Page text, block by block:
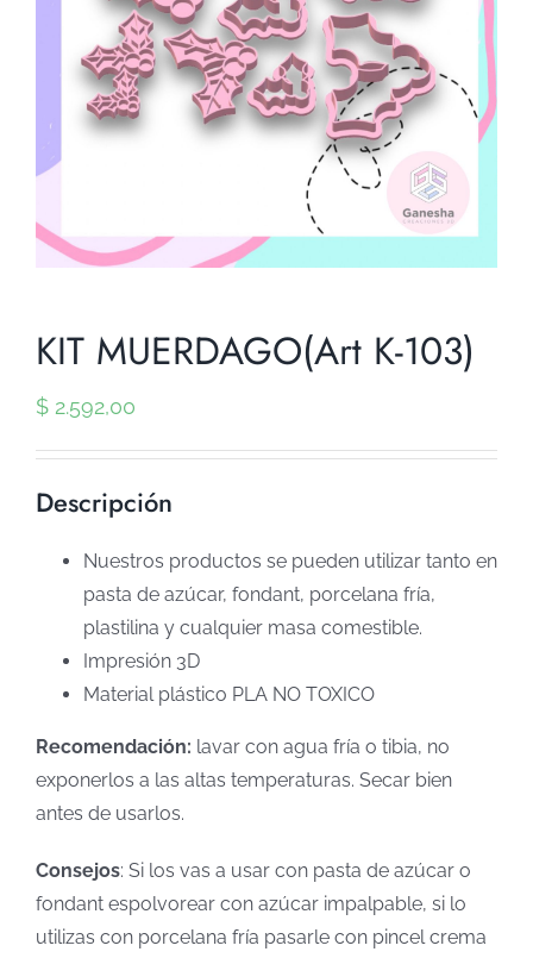
KIT MUERDAGO(Art K-103)
$ 2.592,00
Descripción
Nuestros productos se pueden utilizar tanto en
pasta de azúcar, fondant, porcelana fría,
plastilina y cualquier masa comestible.
Impresión 3D
Material plástico PLA NO TOXICO
Recomendación: lavar con agua fría o tibia, no
exponerlos a las altas temperaturas. Secar bien
antes de usarlos.
Consejos: Si los vas a usar con pasta de azúcar o
fondant espolvorear con azúcar impalpable, si lo
utilizas con porcelana fría pasarle con pincel crema